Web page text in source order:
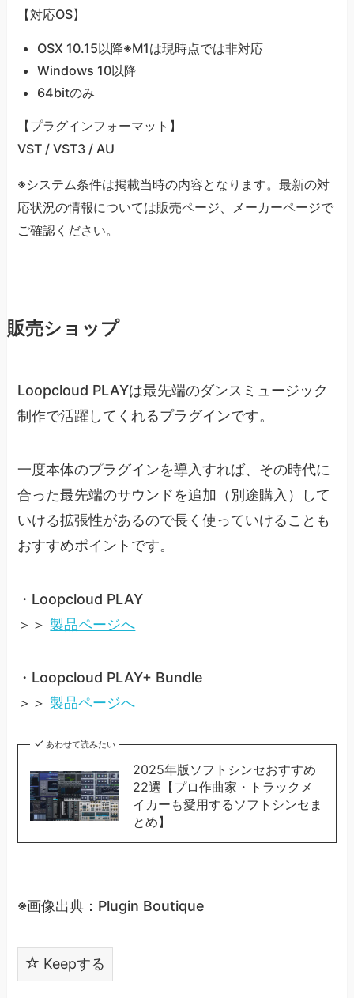
【対応OS】
OSX 10.15以降※M1は現時点では非対応
Windows 10以降
64bitのみ
【プラグインフォーマット】
VST / VST3 / AU
※システム条件は掲載当時の内容となります。最新の対
応状況の情報については販売ページ、メーカーページで
ご確認ください。
販売ショップ
Loopcloud PLAYは最先端のダンスミュージック
制作で活躍してくれるプラグインです。
一度本体のプラグインを導入すれば、その時代に
合った最先端のサウンドを追加（別途購入）して
いける拡張性があるので長く使っていけることも
おすすめポイントです。
・Loopcloud PLAY
＞＞ 製品ページへ
・Loopcloud PLAY+ Bundle
＞＞ 製品ページへ
あわせて読みたい
2025年版ソフトシンセおすすめ
22選【プロ作曲家・トラックメ
イカーも愛用するソフトシンセま
とめ】
※画像出典：Plugin Boutique
Keepする